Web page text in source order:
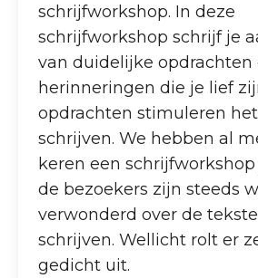
schrijfworkshop. In deze
schrijfworkshop schrijf je
van duidelijke opdrachten
herinneringen die je lief
opdrachten stimuleren
schrijven. We hebben al
keren een
de bezoekers zijn steeds
verwonderd over de
schrijven. Wellicht rolt er
gedicht uit.